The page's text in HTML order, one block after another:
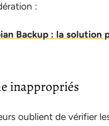
:
Backup : la solution
inappropriés
oublient de vérifier